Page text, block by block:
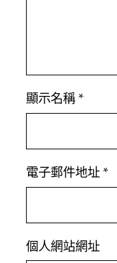
顯示名稱 *
電子郵件地址 *
個人網站網址